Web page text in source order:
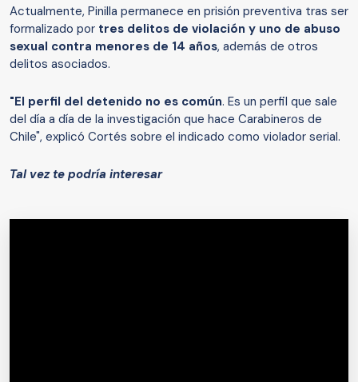
Actualmente, Pinilla permanece en prisión preventiva tras ser
formalizado por tres delitos de violación y uno de abuso
sexual contra menores de 14 años, además de otros
delitos asociados.
"El perfil del detenido no es común. Es un perfil que sale
del día a día de la investigación que hace Carabineros de
Chile", explicó Cortés sobre el indicado como violador serial.
Tal vez te podría interesar